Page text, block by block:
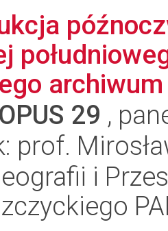
OPUS 29 ,
prof.
i